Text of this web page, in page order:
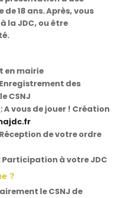
de 18 ans. Après, vous
la JDC, ou être
en mairie
des
CSNJ
: A vous de jouer ! Création
de votre ordre
Participation à votre JDC
?
le CSNJ de